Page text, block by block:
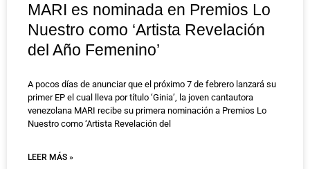
MARI es nominada en Premios Lo
Nuestro como ‘Artista Revelación
del Año Femenino’
A pocos días de anunciar que el próximo 7 de febrero lanzará su
primer EP el cual lleva por título ‘Ginia’, la joven cantautora
venezolana MARI recibe su primera nominación a Premios Lo
Nuestro como ‘Artista Revelación del
LEER MÁS »